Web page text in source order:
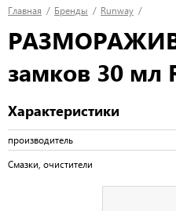
Главная / Бренды / Runway /
замков 30 мл
Характеристики
производитель
Смазки, очистители